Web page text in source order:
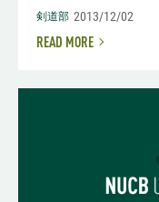
剣道部 2013/12/02
READ MORE